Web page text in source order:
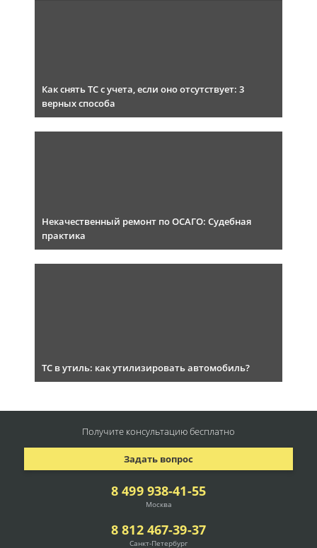
Как снять ТС с учета, если оно отсутствует: 3
верных способа
Некачественный ремонт по ОСАГО: Судебная
практика
ТС в утиль: как утилизировать автомобиль?
8 499 938-41-55
Москва
8 812 467-39-37
Санкт-Петербург
Задать вопрос
Получите консультациюбесплатно